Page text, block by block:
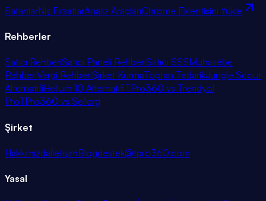
SatanlarNiş FırsatlarAnaliz AraçlarıChrome Eklentisini Yükle
Rehberler
Satıcı RehberiSatıcı Paneli RehberiSatıcı SSSMuhasebe
RehberiVergi RehberiŞirket KurmaToptan TedarikJungle Scout
AlternatifiHelium 10 AlternatifiTPro360 vs Trendyol
ProTPro360 vs Sellerg
Şirket
HakkımızdaİletişimBlogdestek@tpro360.com
Yasal